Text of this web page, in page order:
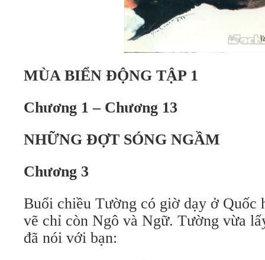
MÙA BIỂN ĐỘNG TẬP 1
Chương 1 – Chương 13
NHỮNG ĐỢT SÓNG NGẦM
Chương 3
Buổi chiều Tường có giờ dạy ở Quốc
vẽ chỉ còn Ngô và Ngữ. Tường vừa
đã nói với bạn: